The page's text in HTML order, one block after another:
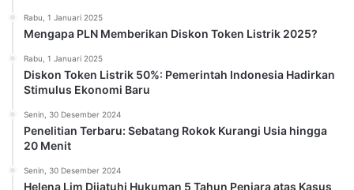
Rabu, 1 Januari 2025
Mengapa PLN Memberikan Diskon Token Listrik 2025?
Rabu, 1 Januari 2025
Diskon Token Listrik 50%: Pemerintah Indonesia Hadirkan
Stimulus Ekonomi Baru
Senin, 30 Desember 2024
Penelitian Terbaru: Sebatang Rokok Kurangi Usia hingga
20 Menit
Senin, 30 Desember 2024
Helena Lim Dijatuhi Hukuman 5 Tahun Penjara atas Kasus